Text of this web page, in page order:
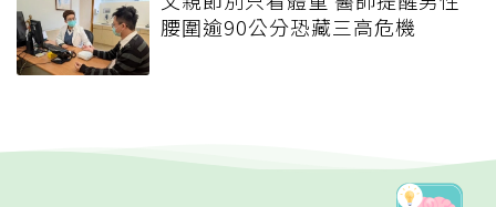
腰圍逾90公分恐藏三高危機